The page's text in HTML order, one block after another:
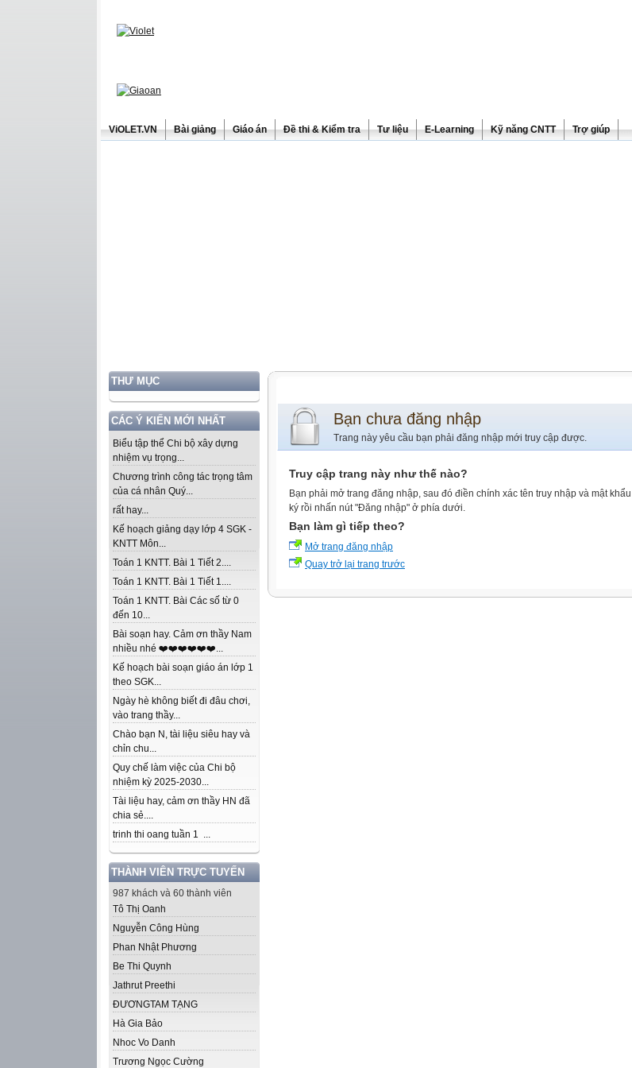
ViOLET.VN Bài giảng Giáo án Đề thi & Kiểm tra Tư liệu E-Learning Kỹ năng CNTT Trợ giúp
THƯ MỤC
CÁC Ý KIẾN MỚI NHẤT
Biểu tập thể Chi bộ xây dựng
nhiệm vụ trọng...
Chương trình công tác trọng tâm
của cá nhân Quý...
rất hay...
Kế hoạch giảng dạy lớp 4 SGK -
KNTT Môn...
Toán 1 KNTT. Bài 1 Tiết 2....
Toán 1 KNTT. Bài 1 Tiết 1....
Toán 1 KNTT. Bài Các số từ 0
đến 10...
Bài soạn hay. Cảm ơn thầy Nam
nhiều nhé ❤️❤️❤️❤️❤️❤️...
Kế hoạch bài soạn giáo án lớp 1
theo SGK...
Ngày hè không biết đi đâu chơi,
vào trang thầy...
Chào bạn N, tài liệu siêu hay và
chỉn chu...
Quy chế làm việc của Chi bộ
nhiệm kỳ 2025-2030...
Tài liệu hay, cảm ơn thầy HN đã
chia sẻ....
trinh thi oang tuần 1 ...
THÀNH VIÊN TRỰC TUYẾN
987 khách và 60 thành viên
Tô Thị Oanh
Nguyễn Công Hùng
Phan Nhật Phương
Be Thi Quynh
Jathrut Preethi
ĐƯƠNGTAM TẠNG
Hà Gia Bảo
Nhoc Vo Danh
Trương Ngọc Cường
Bạn chưa đăng nhập
Trang này yêu cầu bạn phải đăng nhập mới truy cập được.
Truy cập trang này như thế nào?
Bạn phải mở trang đăng nhập, sau đó điền chính xác tên truy nhập và mật
ký rồi nhấn nút "Đăng nhập" ở phía dưới.
Bạn làm gì tiếp theo?
Mở trang đăng nhập
Quay trở lại trang trước